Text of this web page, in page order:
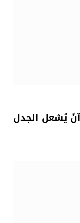
يُشعل الجدل